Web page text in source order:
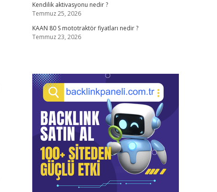
Kendilik aktivasyonu nedir ?
Temmuz 25, 2026
KAAN 80 S mototraktör fiyatları nedir ?
Temmuz 23, 2026